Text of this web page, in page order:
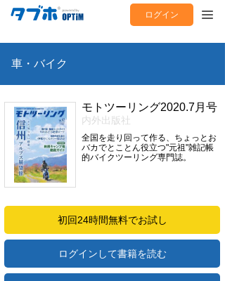
ログイン
車・バイク
モトツーリング2020.7月号
内外出版社
全国を走り回って作る、ちょっとお
バカでとことん役立つ"元祖"雑記帳
的バイクツーリング専門誌。
初回24時間無料でお試し
ログインして書籍を読む